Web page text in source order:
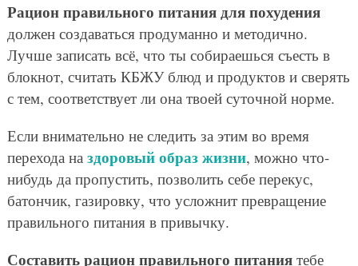
Рацион правильного питания для похудения
должен создаваться продуманно и методично.
Лучше записать всё, что ты собираешься съесть в
блокнот, считать КБЖУ блюд и продуктов и сверять
с тем, соответствует ли она твоей суточной норме.
Если внимательно не следить за этим во время
перехода на здоровый образ жизни, можно что-
нибудь да пропустить, позволить себе перекус,
батончик, газировку, что усложнит превращение
правильного питания в привычку.
Составить рацион правильного питаниятебе